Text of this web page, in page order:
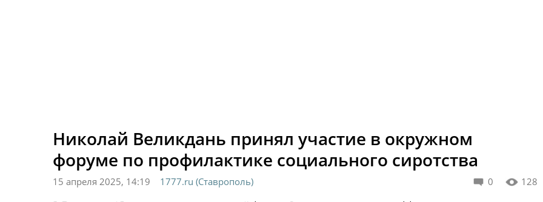
Николай Великдань принял участие в окружном
форуме по профилактике социального сиротства
0 128
15 апреля 2025, 14:19
1777.ru (Ставрополь)